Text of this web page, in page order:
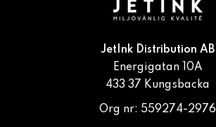
JetInk Distribution AB
Energigatan 10A
433 37 Kungsbacka
Org nr: 559274-2976